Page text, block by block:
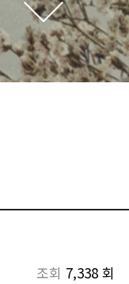
조회 7,338 회